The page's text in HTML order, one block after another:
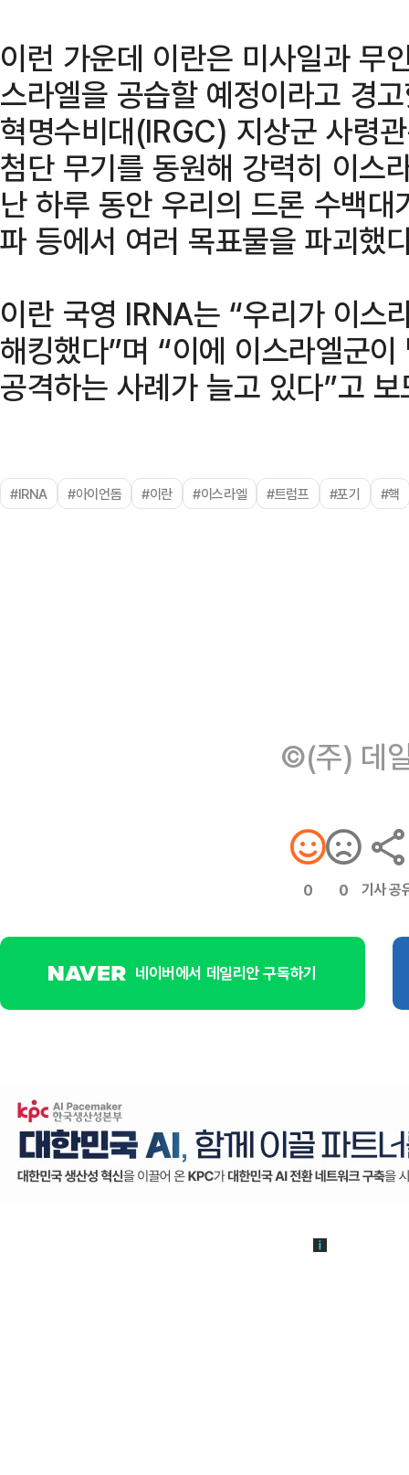
이런 가운데 이란은 미사일과 무
스라엘을 공습할 예정이라고 경
혁명수비대(IRGC) 지상군 사령
첨단 무기를 동원해 강력히 이스
난 하루 동안 우리의 드론 수백
파 등에서 여러 목표물을 파괴했
이란 국영 IRNA는 “우리가 이스
해킹했다”며 “이에 이스라엘군
공격하는 사례가 늘고 있다”고
#IRNA #아이언돔 #이란 #이스라엘 #트럼프 #포기 #핵
©(주) 데
0 0 기사 공
네이버에서 데일리안 구독하기